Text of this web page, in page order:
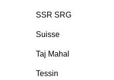
SSR SRG
Suisse
Taj Mahal
Tessin